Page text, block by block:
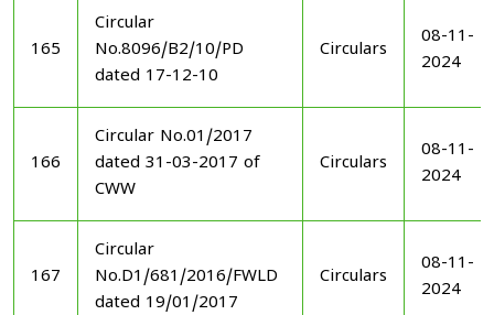
165
Circular
No.8096/B2/10/PD
dated 17-12-10
Circulars
08-11-
2024
166
Circular No.01/2017
dated 31-03-2017 of
CWW
Circulars
08-11-
2024
167
Circular
No.D1/681/2016/FWLD
dated 19/01/2017
Circulars
08-11-
2024